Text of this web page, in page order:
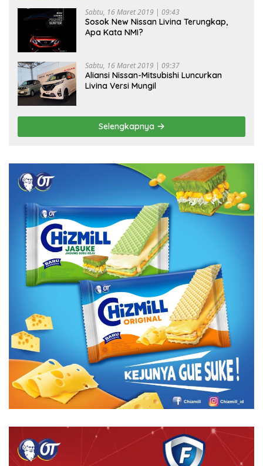
Sabtu, 16 Maret 2019 | 09:43
Sosok New Nissan Livina Terungkap,
Apa Kata NMI?
Sabtu, 16 Maret 2019 | 09:37
Aliansi Nissan-Mitsubishi Luncurkan
Livina Versi Mungil
Selengkapnya